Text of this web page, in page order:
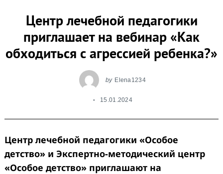
Центр лечебной педагогики
приглашает на вебинар «Как
обходиться с агрессией ребенка?»
by Elena1234
15.01.2024
Центр лечебной педагогики «Особое
детство» и Экспертно-методический центр
«Особое детство» приглашают на